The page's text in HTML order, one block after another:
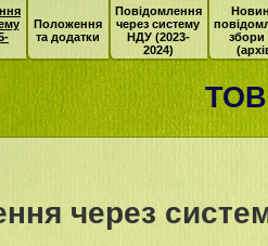
Положення
та додатки
Повідомлення
через систему
НДУ (2023-
2024)
збори
через